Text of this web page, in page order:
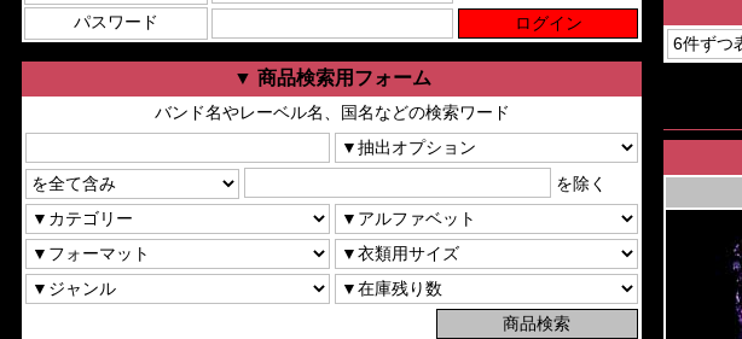
パスワード
▼ 商品検索用フォーム
バンド名やレーベル名、国名などの検索ワード
を除く